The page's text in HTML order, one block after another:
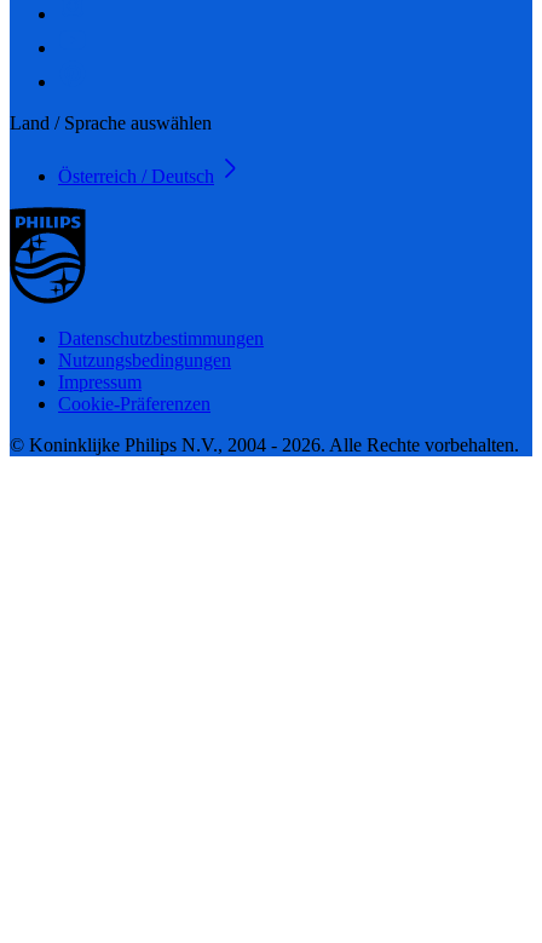
Land / Sprache auswählen
Österreich / Deutsch
Datenschutzbestimmungen
Nutzungsbedingungen
Impressum
Cookie-Präferenzen
© Koninklijke Philips N.V., 2004 - 2026. Alle Rechte vorbehalten.